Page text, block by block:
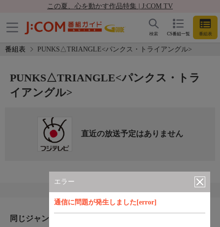
この夏、心を動かす作品特集 | J:COM TV
CS番組一覧 番組表
検索
番組表 PUNKS△TRIANGLE<パンクス・トライアングル>
エラー
通信に問題が発生しました[error]
PUNKS△TRIANGLE<パンクス・トラ
イアングル>
直近の放送予定はありません
同じジャンルのおすすめ番組